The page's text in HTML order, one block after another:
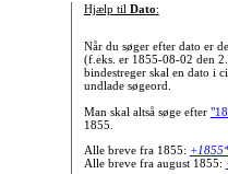
Hjælp til Dato:
Når du søger efter dato er
(f.eks. er 1855-08-02 den
bindestreger skal en dato i
undlade søgeord.
Man skal altså søge efter
1855.
Alle breve fra 1855:
Alle breve fra august 1855: